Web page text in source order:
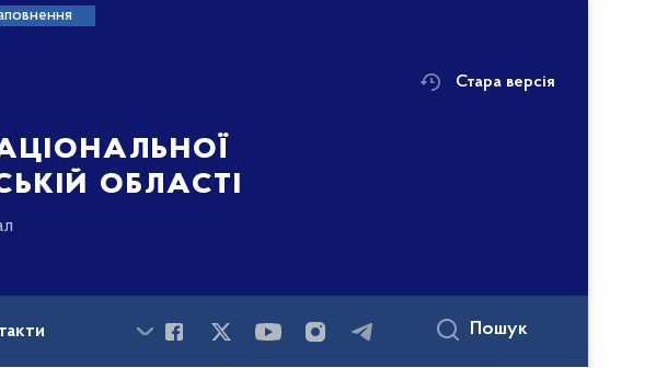
області
Стара версія
Пошук